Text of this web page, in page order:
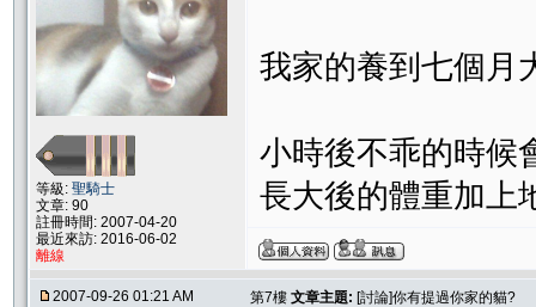
等級: 聖騎士
文章: 90
註冊時間: 2007-04-20
最近來訪: 2016-06-02
離線
我家的養到七個
小時後不乖的時候
長大後的體重加上
2007-09-26 01:21 AM 第7樓 文章主題: [討論]你有提過你家的貓?